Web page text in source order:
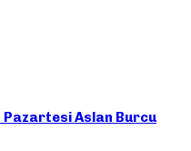
Pazartesi Aslan Burcu